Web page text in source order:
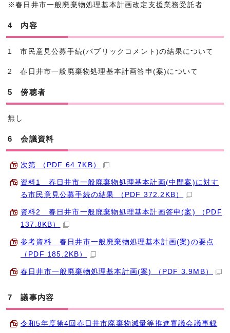
※春日井市一般廃棄物処理基本計画改定支援業務受託者
4 内容
1 市民意見公募手続(パブリックコメント)の結果について
2 春日井市一般廃棄物処理基本計画答申(案)について
5 傍聴者
無し
6 会議資料
次第 （PDF 64.7KB）
資料1 春日井市一般廃棄物処理基本計画(中間案)に対す
る市民意見公募手続の結果 （PDF 372.2KB）
資料2 春日井市一般廃棄物処理基本計画答申(案) （PDF
137.8KB）
参考資料 春日井市一般廃棄物処理基本計画(案)の要点
（PDF 185.2KB）
春日井市一般廃棄物処理基本計画(案) （PDF 3.9MB）
7 議事内容
令和5年度第4回春日井市廃棄物減量等推進審議会議事録